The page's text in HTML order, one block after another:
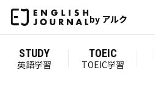
by アルク
STUDY
英語学習
TOEIC
TOEIC学習